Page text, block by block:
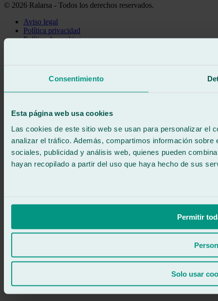
Consentimiento
Esta página web usa cookies
Las cookies de este sitio web se usan para personalizar el
analizar el tráfico. Además, compartimos información
sociales, publicidad y análisis web, quienes pueden
hayan recopilado a partir del uso que haya hecho de sus
Permitir
Solo usar
© 2026 Ralarsa - Todos los derechos reservados.
Aviso legal
Política privacidad
Política de cookies
Sin compromiso
671 015 121
900 333 733
ATENCIÓN 24/7 Contáctanos